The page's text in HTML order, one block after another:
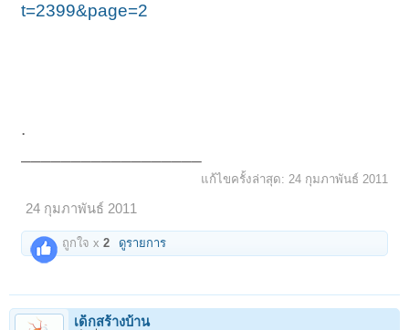
t=2399&page=2
.
แก้ไขครั้งล่าสุด: 24 กุมภาพันธ์ 2011
24 กุมภาพันธ์ 2011
ถูกใจ x2 ดูรายการ
เด็กสร้างบ้าน